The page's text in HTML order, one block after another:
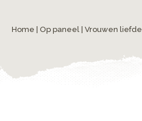
Home Op paneel | Vrouwen liefde